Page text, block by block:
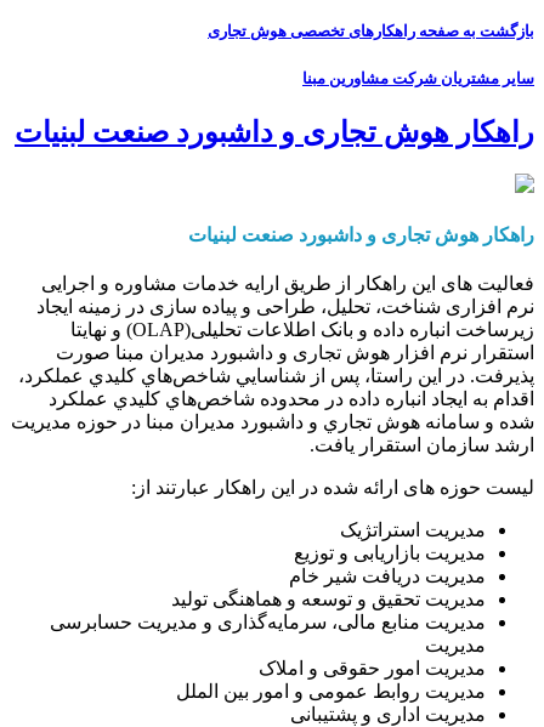
بازگشت به صفحه راهکارهای تخصصی هوش تجاری
سایر مشتریان شرکت مشاورین مبنا
راهکار هوش تجاری و داشبورد صنعت لبنیات
راهکار هوش تجاری و داشبورد صنعت لبنیات
فعالیت های این راهکار از طریق ارایه خدمات مشاوره و اجرایی
نرم افزاری شناخت، تحلیل، طراحی و پیاده سازی در زمینه ایجاد
زیرساخت انباره داده و بانک اطلاعات تحلیلی(OLAP) و نهایتا
استقرار نرم افزار هوش تجاری و داشبورد مدیران مبنا صورت
پذیرفت. در این راستا، پس از شناسايي شاخص‌هاي كليدي عملكرد،
اقدام به ايجاد انباره داده در محدوده شاخص‌هاي كليدي عملكرد
شده و سامانه هوش تجاري و داشبورد مديران مبنا در حوزه مديريت
ارشد سازمان استقرار یافت.
لیست حوزه های ارائه شده در این راهکار عبارتند از:
مدیریت استراتژیک
مدیریت بازاریابی و توزیع
مدیریت دریافت شیر خام
مدیریت تحقیق و توسعه و هماهنگی تولید
مدیریت منابع مالی، سرمایه‌گذاری و مدیریت حسابرسی
مدیریت
مدیریت امور حقوقی و املاک
مدیریت روابط عمومی و امور بین الملل
مدیریت اداری و پشتیبانی